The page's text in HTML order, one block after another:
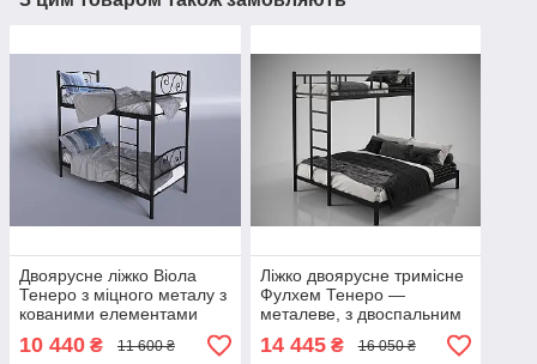
Двоярусне ліжко Віола
Тенеро з міцного металу з
кованими елементами
10 440 ₴ 11 600 ₴
Ліжко двоярусне тримісне
Фулхем Тенеро —
металеве, з двоспальним
нижнім ярусом
14 445₴ 16 050 ₴